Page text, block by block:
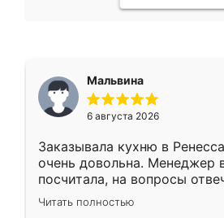
Мальвина
6 августа 2026
Заказывала кухню в
очень довольна. Менеджер
посчитала, на вопросы
Замерщик приехал в
делу со всей
Читать полностью